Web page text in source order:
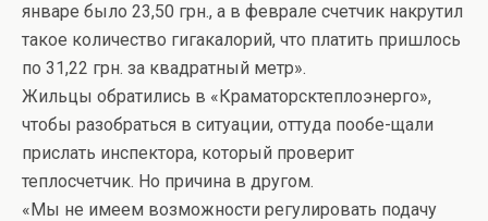
январе было 23,50 грн., а в феврале счетчик накрутил
такое количество гигакалорий, что платить пришлось
по 31,22 грн. за квадратный метр».
Жильцы обратились в «Краматорсктеплоэнерго»,
чтобы разобраться в ситуации, оттуда пообе-щали
прислать инспектора, который проверит
теплосчетчик. Но причина в другом.
«Мы не имеем возможности регулировать подачу